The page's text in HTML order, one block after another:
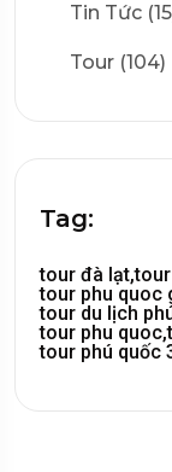
Tin Tức
Tour (104)
Tag:
tour đà lạt,
tour phu quoc
tour du lịch
tour phu quoc,
tour phú quốc